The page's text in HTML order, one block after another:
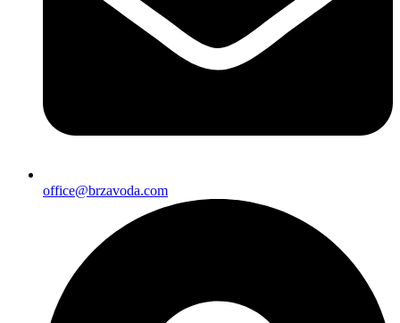
office@brzavoda.com